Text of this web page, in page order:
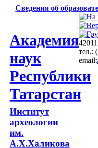
Сведения об
Академия
наук
Республики
Татарстан
Институт
археологии
им.
А.Х.Халикова
тел.:
email: